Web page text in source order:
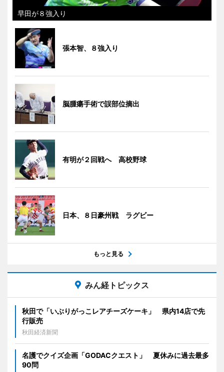
早田が８強入り
張本智、８強入り
脳腫瘍手術で誤部位摘出
有明が２回戦へ 高校野球
日本、８日豪州戦 ラグビー
もっと見る
みん経トピックス
秋田で「いぶりがっこレアチーズケーキ」 県内14店で先
行販売
秋田経済新聞
名護でクイズ企画「GODACクエスト」 夏休みに過去最多
90問